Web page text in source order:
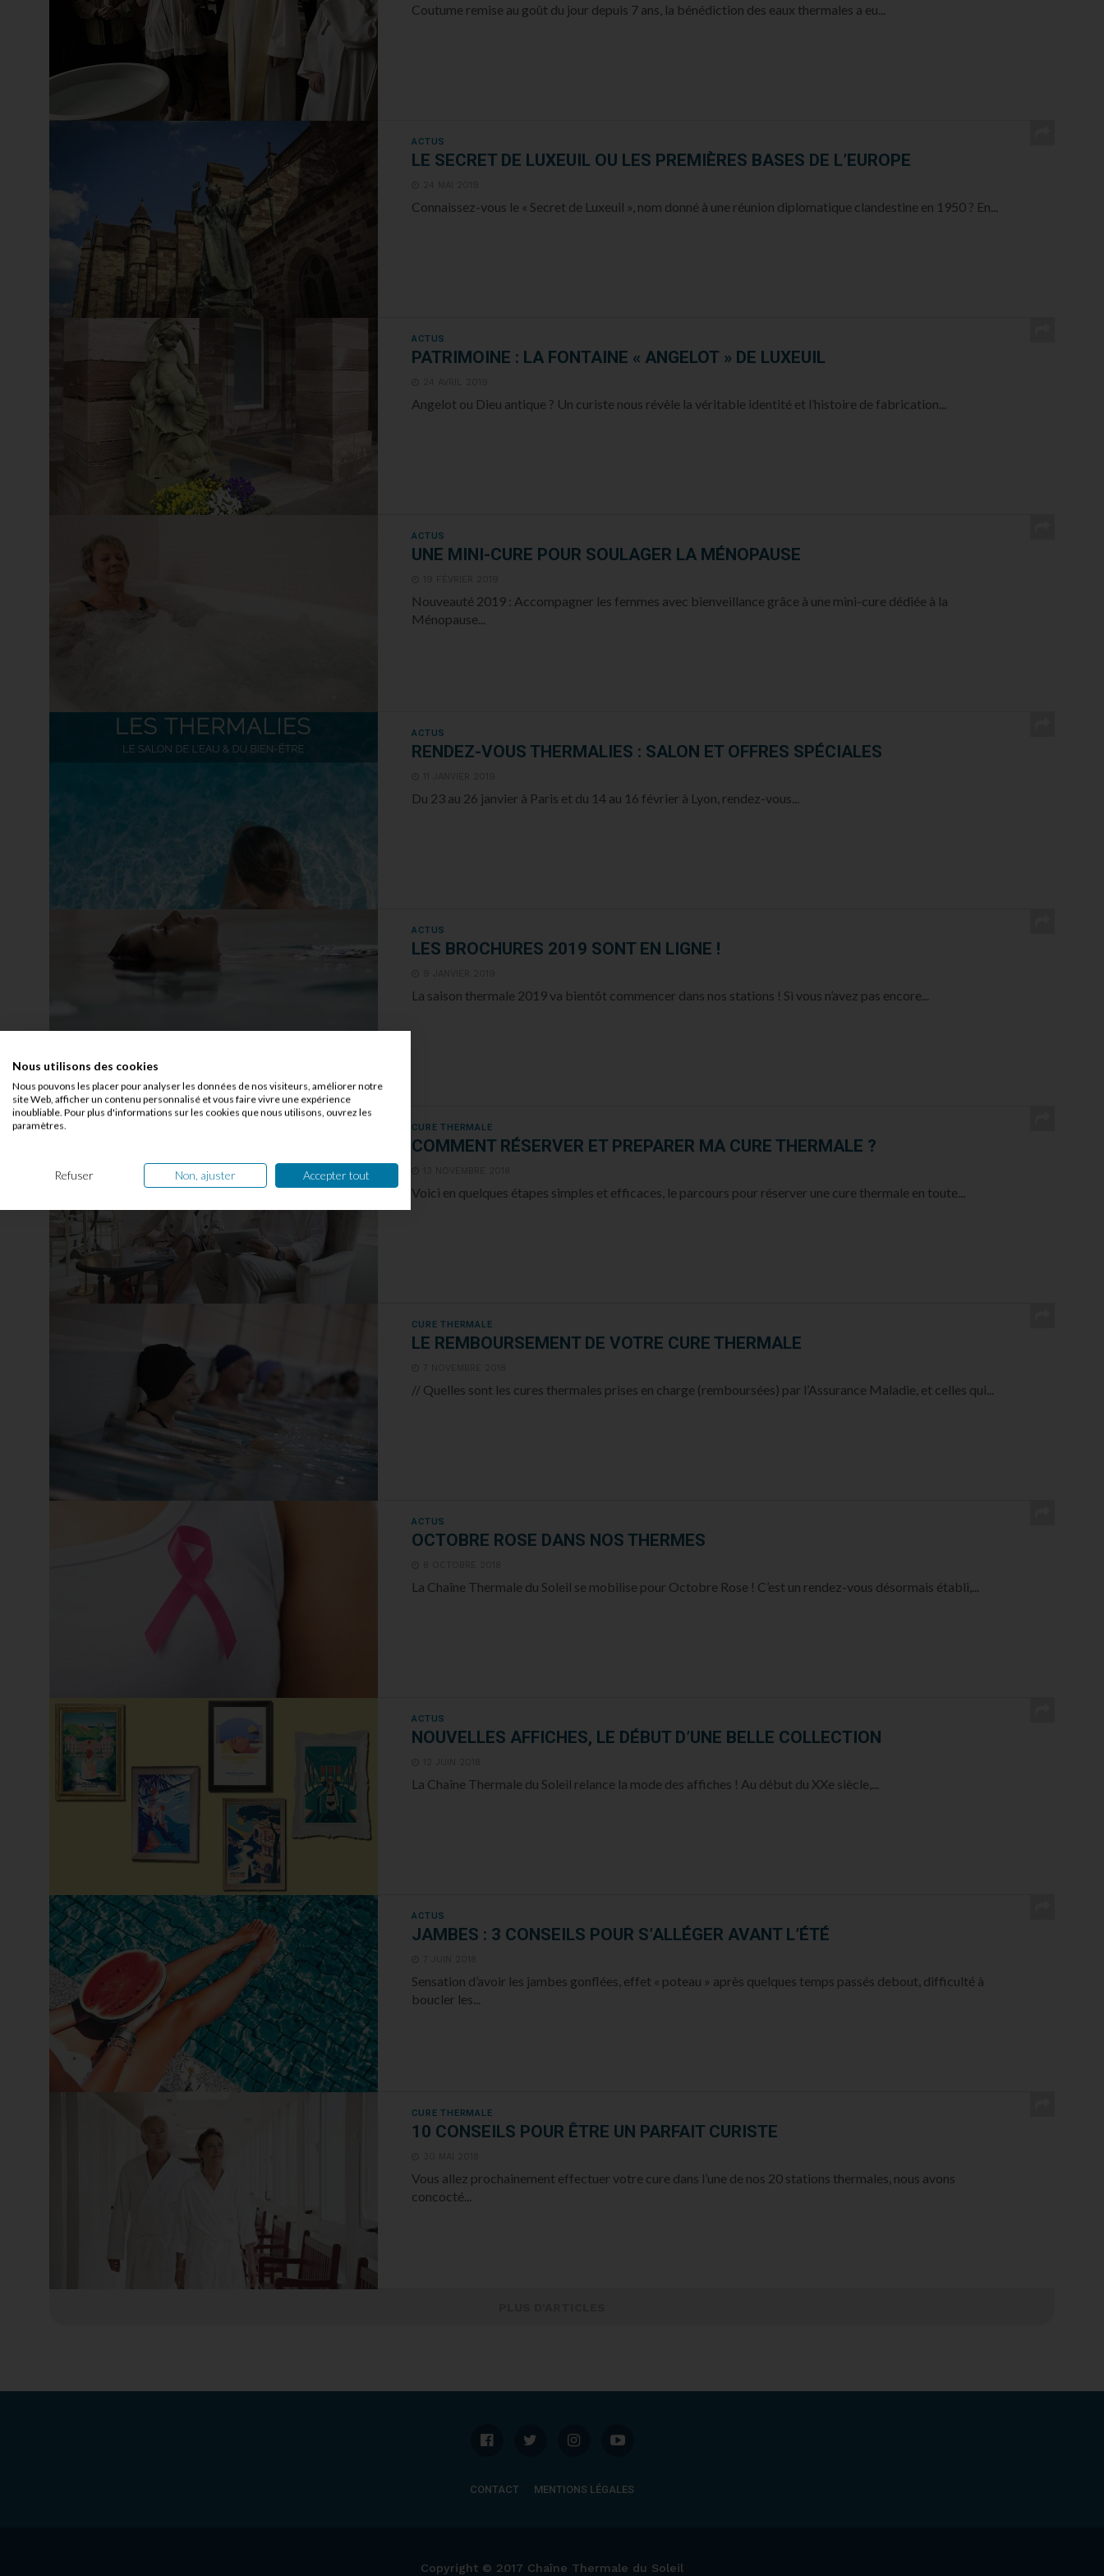
Coutume remise au goût du jour depuis 7 ans, la bénédiction des eaux thermales a eu...
ACTUS
LE SECRET DE LUXEUIL OU LES PREMIÈRES BASES DE L’EUROPE
Connaissez-vous le « Secret de Luxeuil », nom donné à une réunion diplomatique clandestine en 1950 ? En...
ACTUS
PATRIMOINE : LA FONTAINE « ANGELOT » DE LUXEUIL
Angelot ou Dieu antique ? Un curiste nous révèle la véritable identité et l’histoire de fabrication...
ACTUS
UNE MINI-CURE POUR SOULAGER LA MÉNOPAUSE
Nouveauté 2019 : Accompagner les femmes avec bienveillance grâce à une mini-cure dédiée à la
Ménopause...
ACTUS
RENDEZ-VOUS THERMALIES : SALON ET OFFRES SPÉCIALES
Du 23 au 26 janvier à Paris et du 14 au 16 février à Lyon, rendez-vous...
ACTUS
LES BROCHURES 2019 SONT EN LIGNE !
La saison thermale 2019 va bientôt commencer dans nos stations ! Si vous n’avez pas encore...
CURE THERMALE
COMMENT RÉSERVER ET PREPARER MA CURE THERMALE ?
Voici en quelques étapes simples et efficaces, le parcours pour réserver une cure thermale en toute...
CURE THERMALE
LE REMBOURSEMENT DE VOTRE CURE THERMALE
// Quelles sont les cures thermales prises en charge (remboursées) par l’Assurance Maladie, et celles qui...
ACTUS
OCTOBRE ROSE DANS NOS THERMES
La Chaîne Thermale du Soleil se mobilise pour Octobre Rose ! C’est un rendez-vous désormais établi,...
ACTUS
NOUVELLES AFFICHES, LE DÉBUT D’UNE BELLE COLLECTION
La Chaîne Thermale du Soleil relance la mode des affiches ! Au début du XXe siècle,...
ACTUS
JAMBES : 3 CONSEILS POUR S’ALLÉGER AVANT L’ÉTÉ
Sensation d’avoir les jambes gonflées, effet « poteau » après quelques temps passés debout, difficulté à
boucler les...
CURE THERMALE
10 CONSEILS POUR ÊTRE UN PARFAIT CURISTE
Vous allez prochainement effectuer votre cure dans l’une de nos 20 stations thermales, nous avons
concocté...
CONTACT MENTIONS LÉGALES
Copyright © 2017 Chaîne Thermale du Soleil
Nous utilisons des cookies
Nous pouvons les placer pour analyser les données de nos visiteurs, améliorer notre
site Web, afficher un contenu personnalisé et vous faire vivre une expérience
inoubliable. Pour plus d'informations sur les cookies que nous utilisons, ouvrez les
paramètres.
Refuser Non, ajuster Accepter tout